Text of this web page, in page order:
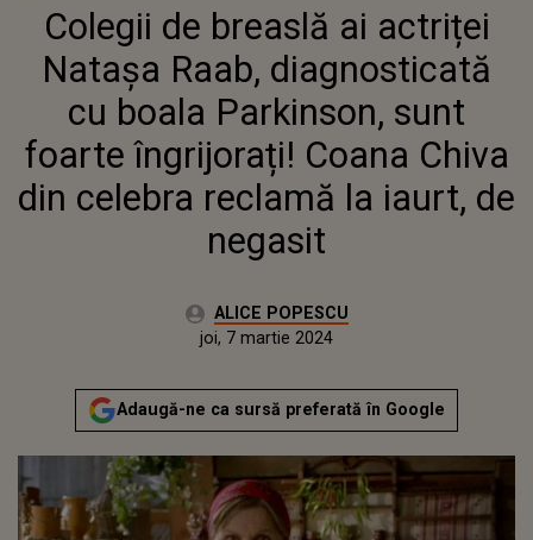
ACTRIȚEI NATAȘA RAAB,
DIAGNOSTICATĂ CU BOALA
PARKINSON, SUNT FOARTE
ÎNGRIJORAȚI! COANA CHIVA
DIN CELEBRA RECLAMĂ LA
IAURT, DE NEGASIT
Colegii de breaslă ai actriței
Natașa Raab, diagnosticată
cu boala Parkinson, sunt
foarte îngrijorați! Coana Chiva
din celebra reclamă la iaurt, de
negasit
Autor:ALICE POPESCU
Actualizat:
joi, 7 martie 2024
Adaugă-ne ca sursă preferată în Google